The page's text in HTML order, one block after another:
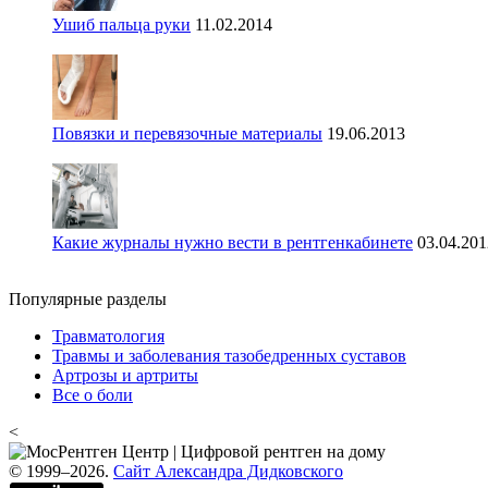
Ушиб пальца руки 11.02.2014
Повязки и перевязочные материалы 19.06.2013
Какие журналы нужно вести в рентгенкабинете
Популярные разделы
Травматология
Травмы и заболевания тазобедренных суставов
Артрозы и артриты
Все о боли
<
© 1999–2026. Сайт Александра Дидковского